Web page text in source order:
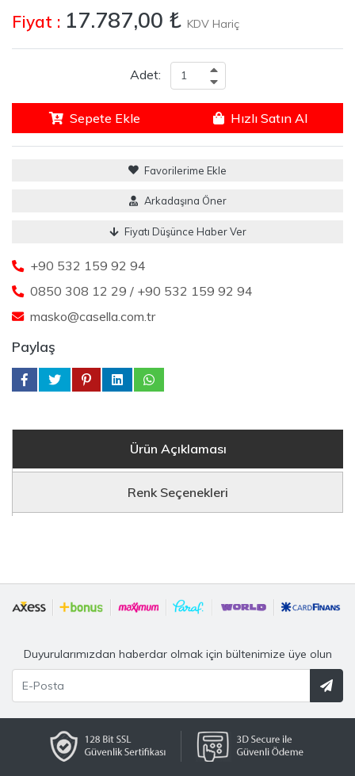
Fiyat : 17.787,00 ₺ KDV Hariç
Adet:
Sepete Ekle Hızlı Satın Al
Favorilerime Ekle
Arkadaşına Öner
Fiyatı Düşünce Haber Ver
+90 532 159 92 94
0850 308 12 29 / +90 532 159 92 94
masko@casella.com.tr
Paylaş
Ürün Açıklaması
Renk Seçenekleri
Duyurularımızdan haberdar olmak için bültenimize üye olun